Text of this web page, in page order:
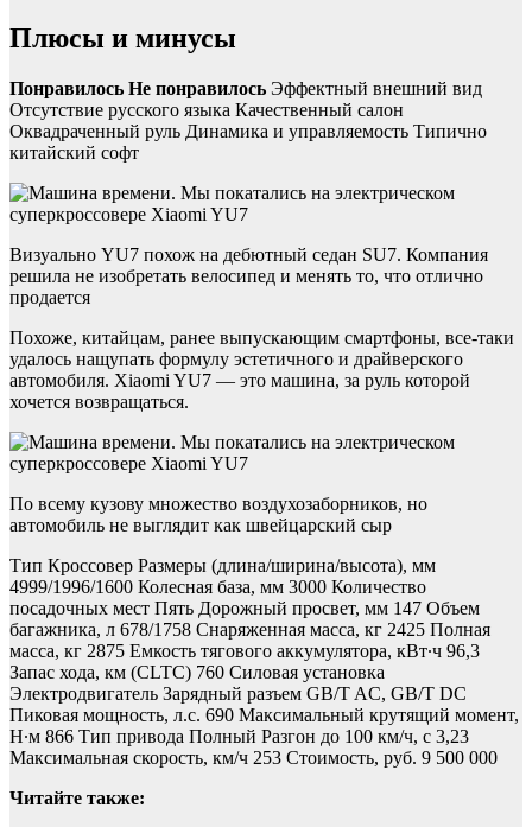
Плюсы и минусы
Понравилось Не понравилось Эффектный внешний вид
Отсутствие русского языка Качественный салон
Оквадраченный руль Динамика и управляемость Типично
китайский софт
Визуально YU7 похож на дебютный седан SU7. Компания
решила не изобретать велосипед и менять то, что отлично
продается
Похоже, китайцам, ранее выпускающим смартфоны, все-таки
удалось нащупать формулу эстетичного и драйверского
автомобиля. Xiaomi YU7 — это машина, за руль которой
хочется возвращаться.
По всему кузову множество воздухозаборников, но
автомобиль не выглядит как швейцарский сыр
Тип Кроссовер Размеры (длина/ширина/высота), мм
4999/1996/1600 Колесная база, мм 3000 Количество
посадочных мест Пять Дорожный просвет, мм 147 Объем
багажника, л 678/1758 Снаряженная масса, кг 2425 Полная
масса, кг 2875 Емкость тягового аккумулятора, кВт∙ч 96,3
Запас хода, км (CLTC) 760 Силовая установка
Электродвигатель Зарядный разъем GB/T AC, GB/T DC
Пиковая мощность, л.с. 690 Максимальный крутящий момент,
Н∙м 866 Тип привода Полный Разгон до 100 км/ч, с 3,23
Максимальная скорость, км/ч 253 Стоимость, руб. 9 500 000
Читайте также: